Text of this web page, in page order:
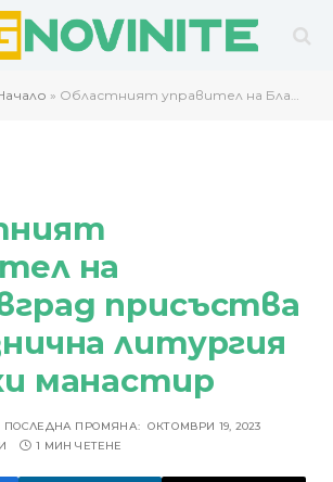
» Областният управител на Благоевград присъства на празнична литургия в Рилски манастир
на
присъства
литургия
манастир
ПОСЛЕДНА ПРОМЯНА: ОКТОМВРИ 19, 2023
1 МИН ЧЕТЕНЕ